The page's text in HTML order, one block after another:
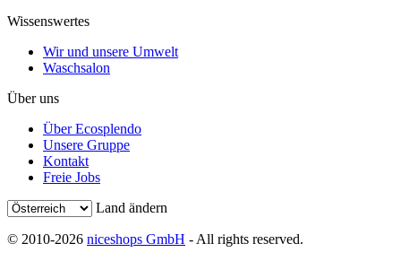
Wissenswertes
Wir und unsere Umwelt
Waschsalon
Über uns
Über Ecosplendo
Unsere Gruppe
Kontakt
Freie Jobs
Land ändern
© 2010-2026 niceshops GmbH - All rights reserved.